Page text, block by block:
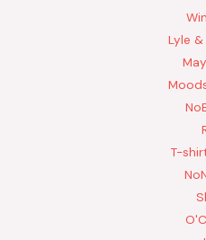
Lyle
T-